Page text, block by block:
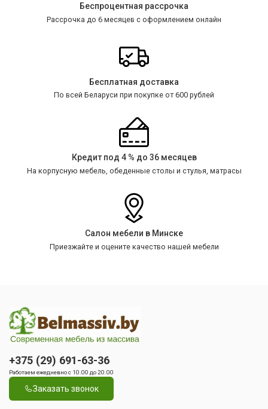
Беспроцентная рассрочка
Рассрочка до 6 месяцев с оформлением онлайн
Бесплатная доставка
По всей Беларуси при покупке от 600 рублей
Кредит под 4 % до 36 месяцев
На корпусную мебель, обеденные столы и стулья, матрасы
Салон мебели в Минске
Приезжайте и оцените качество нашей мебели
+375 (29) 691-63-36
Работаем ежедневно с 10.00 до 20.00
Заказать звонок